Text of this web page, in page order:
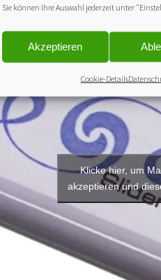
Sie können Ihre Auswahl jederzeit unter
Akzeptieren
Cookie-Details
Klicke hier, um
akzeptieren und